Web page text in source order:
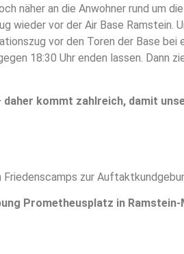
näher an die Anwohner rund um
wieder vor der Air Base Ramstein.
vor den Toren der Base bei
18:30 Uhr enden lassen. Dann
daher kommt zahlreich, damit
Friedenscamps zur
Prometheusplatz in Ramstein-